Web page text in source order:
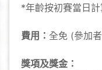
*年齡按初賽當日
費用： 全免 (參加
獎項及獎金：